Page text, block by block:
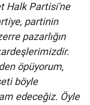
Halk Partisi'ne
partinin
pazarlığın
öpüyorum,
böyle
edeceğiz. Öyle